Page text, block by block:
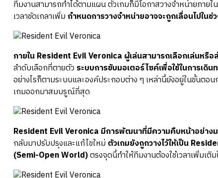
ทีมงานสามารถทำได้ตามแผน ตัวเกมก็มีโอกาสวางจำหน่ายภาย
เวลาขัดเกลาเพิ่มกำหนดการวางจำหน่ายอาจจะถูกเลื่อนไปใน
ภายใน Resident Evil Veronica ผู้เล่นสามารถเลือกเล่นหรื
ลำดับเลือกที่ตายตัว ระบบการขับมอเตอร์ไซค์เพื่อใช้ในการเดิ
อย่างไรก็ตามระบบและองค์ประกอบต่าง ๆ เหล่านี้ยังอยู่ในขั้นต
เกมออกมาสมบรูณ์ที่สุด
Resident Evil Veronica มีการพัฒนาที่มีความคืบหน้าอย่าง
กลับมาปรับปรุงและแก้ไขใหม่ ตัวเกมยังถูกวางไว้ให้เป็น
(Semi-Open World)ตรงจุดนี้ทำให้ทีมงานต้องใช้เวลาเพิ่มเ